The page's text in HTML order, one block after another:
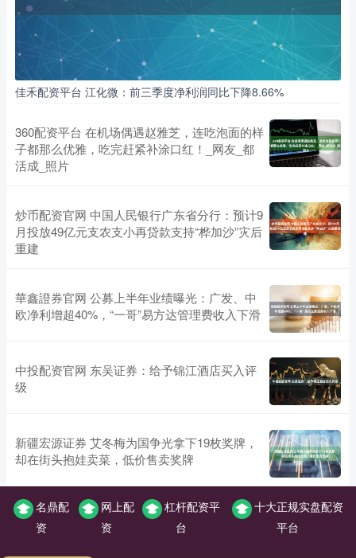
佳禾配资平台 江化微：前三季度净利润同比下降8.66%
360配资平台 在机场偶遇赵雅芝，连吃泡面的样
子都那么优雅，吃完赶紧补涂口红！_网友_都
活成_照片
炒币配资官网 中国人民银行广东省分行：预计9
月投放49亿元支农支小再贷款支持“桦加沙”灾后
重建
華鑫證券官网 公募上半年业绩曝光：广发、中
欧净利增超40%，“一哥”易方达管理费收入下滑
中投配资官网 东吴证券：给予锦江酒店买入评
级
新疆宏源证券 艾冬梅为国争光拿下19枚奖牌，
却在街头抱娃卖菜，低价售卖奖牌
名鼎配
资
网上配
资
杠杆配资平
台
十大正规实盘配资
平台